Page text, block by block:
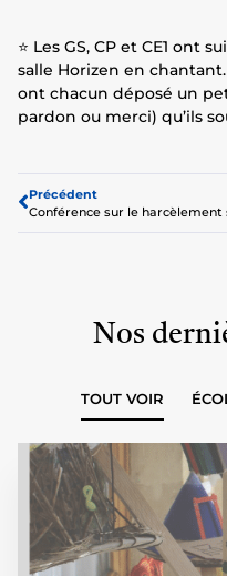
⭐ Les GS, CP et CE1 ont
salle Horizen en
ont chacun déposé un
pardon ou merci) qu’ils
Précédent
Nos
TOUT VOIR